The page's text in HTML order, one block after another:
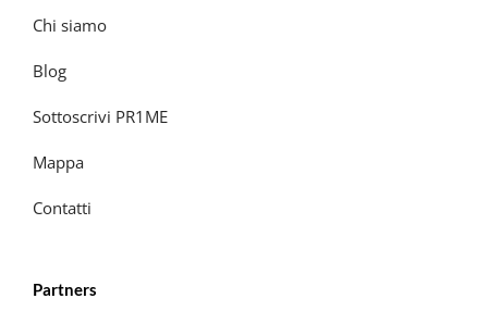
Chi siamo
Blog
Sottoscrivi PR1ME
Mappa
Contatti
Partners